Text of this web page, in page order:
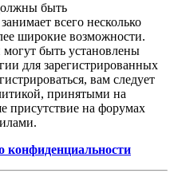
быть
всего несколько
широкие возможности.
быть установлены
для зарегистрированных
вам следует
принятыми на
присутствие на форумах
конфиденциальности